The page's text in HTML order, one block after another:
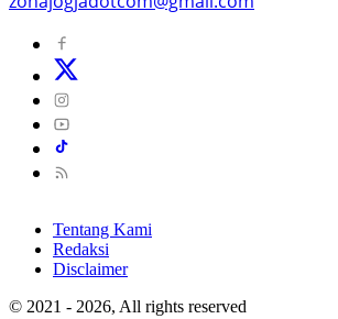
Tentang Kami
Redaksi
Disclaimer
© 2021 - 2026, All rights reserved